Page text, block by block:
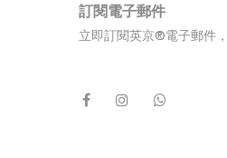
訂閱電子郵件
立即訂閱英京®電子郵件